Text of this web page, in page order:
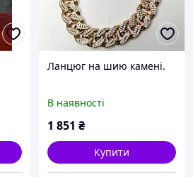
Ланцюг на шию камені.
В наявності
1 851 ₴
Купити